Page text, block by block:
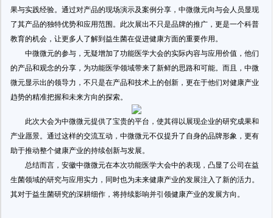
果与实践经验。通过对产品的现场演示及案例分享，中微微元向与会人员显现
了其产品的独特优势和应用范围。此次展出不只是品牌的推广，更是一个科普
教育的机会，让更多人了解到益生菌在促进健康方面的重要作用。
中微微元的参与，无疑增加了功能医学大会的实际内容与应用价值，他们
的产品和观念的分享，为功能医学领域带来了新鲜的思路和可能。而且，中微
微元显示出的领导力，不只是在产品和技术上的创新，更在于他们对健康产业
趋势的精准把握和未来方向的探索。
此次大会为中微微元提供了宝贵的平台，使其得以展现企业的研究成果和
产业愿景。通过这样的交流互动，中微微元不仅提升了自身的品牌形象，更有
助于推动整个健康产业的持续创新与发展。
总结而言，安徽中微微元在本次功能医学大会中的表现，凸显了公司在益
生菌领域的研究与应用实力，同时也为未来健康产业的发展注入了新的活力。
其对于益生菌研究的深耕细作，将持续影响并引领健康产业的发展方向。